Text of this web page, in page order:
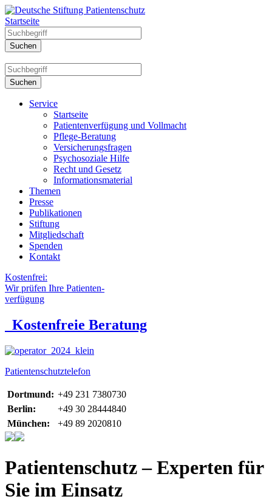
Startseite
Service
Startseite
Patientenverfügung und Vollmacht
Pflege-Beratung
Versicherungsfragen
Psychosoziale Hilfe
Recht und Gesetz
Informationsmaterial
Themen
Presse
Publikationen
Stiftung
Mitgliedschaft
Spenden
Kontakt
Kostenfrei:
Wir prüfen Ihre Patienten-
verfügung
Kostenfreie Beratung
Patientenschutztelefon
Dortmund: +49 231 7380730
Berlin:
+49 30 28444840
München:
+49 89 2020810
Patientenschutz – Experten für
Sie im Einsatz